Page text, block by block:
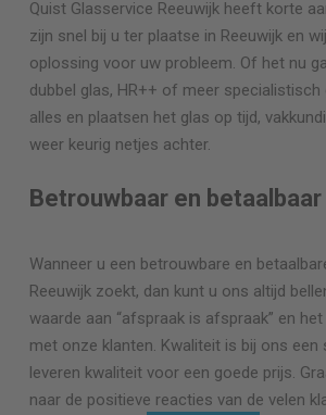
Quist Glasservice Reeuwijk heeft korte
zijn snel bij u ter plaatse in Reeuwijk en
oplossing voor uw probleem. Of het nu
dubbel glas, HR++ of meer specialistisch
alles en plaatsen het glas op tijd,
weer keurig netjes achter.
Betrouwbaar en betaalbaar
Wanneer u een betrouwbare en
Reeuwijk zoekt, dan kunt u ons altijd
waarde aan “afspraak is afspraak” en
met onze klanten. Kwaliteit is bij ons een
leveren kwaliteit voor een goede prijs.
naar de positieve reacties van de velen